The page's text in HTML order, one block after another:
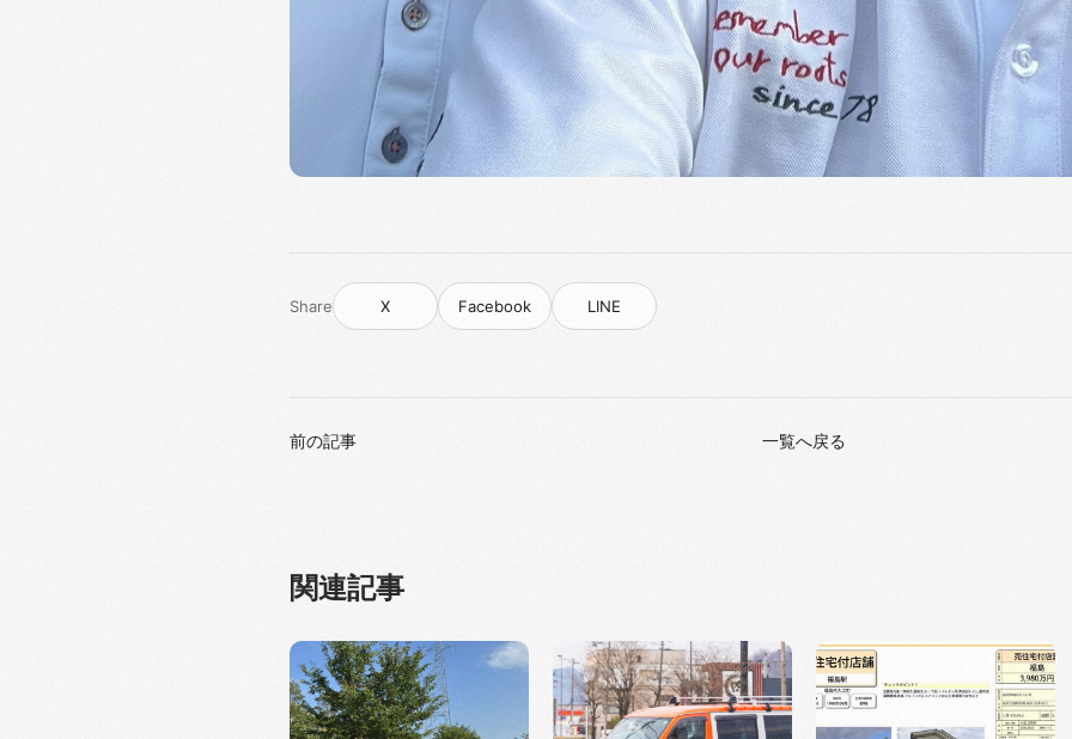
Share X Facebook LINE
前の記事 一覧へ戻る
関連記事